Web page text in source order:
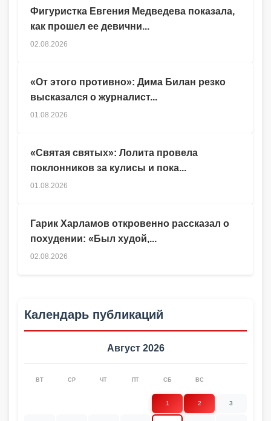
Гарик Харламов откровенно рассказал о
похудении: «Был худой,...
02.08.2026
Фигуристка Евгения Медведева показала,
как прошел ее девични...
02.08.2026
«От этого противно»: Дима Билан резко
высказался о журналист...
01.08.2026
«Святая святых»: Лолита провела
поклонников за кулисы и пока...
01.08.2026
Календарь публикаций
Август 2026
ВТ СР ЧТ ПТ СБ ВС
1 2 3